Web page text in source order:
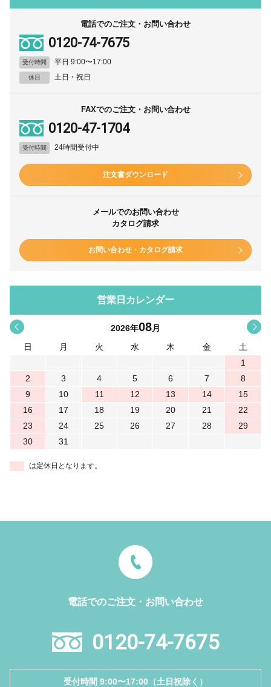
電話でのご注文・お問い合わせ
0120-74-7675
受付時間 平日 9:00〜17:00
休日 土日・祝日
FAXでのご注文・お問い合わせ
0120-47-1704
受付時間 24時間受付中
注文書ダウンロード
メールでのお問い合わせ
カタログ請求
お問い合わせ・カタログ請求
営業日カレンダー
< 2026年08月
日
月 火 水 木 金
土
1
2
3 4 5 6 7
8
9
10 11 12 13 14
15
16
17 18 19 20 21
22
23
24 25 26 27 28
29
30
31
は定休日となります。
電話でのご注文・お問い合わせ
0120-74-7675
受付時間 9:00〜17:00（土日祝除く）